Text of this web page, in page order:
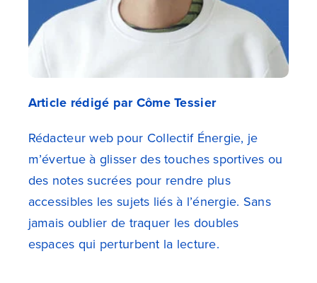
Article rédigé par Côme Tessier
Rédacteur web pour Collectif Énergie, je
m’évertue à glisser des touches sportives ou
des notes sucrées pour rendre plus
accessibles les sujets liés à l’énergie. Sans
jamais oublier de traquer les doubles
espaces qui perturbent la lecture.